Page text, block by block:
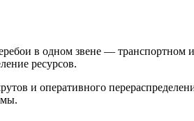
в одном звене — транспортном
ресурсов.
и оперативного